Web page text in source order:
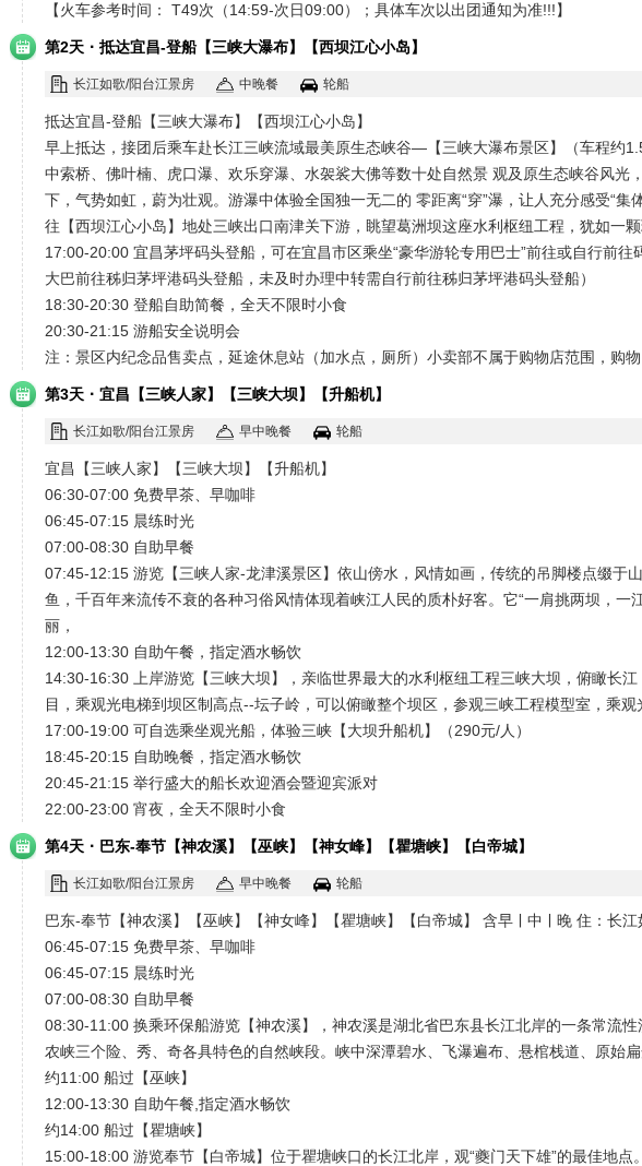
【火车参考时间： T49次（14:59-次日09:00）；具体车次以出团通知为准!!!】
第2天 · 抵达宜昌-登船【三峡大瀑布】【西坝江心小岛】
长江如歌/阳台江景房 中晚餐 轮船
抵达宜昌-登船【三峡大瀑布】【西坝江心小岛】
早上抵达，接团后乘车赴长江三峡流域最美原生态峡谷—【三峡大瀑布景区】（车程约
中索桥、佛叶楠、虎口瀑、欢乐穿瀑、水袈裟大佛等数十处自然景 观及原生态峡谷风
下，气势如虹，蔚为壮观。游瀑中体验全国独一无二的 零距离“穿”瀑，让人充分感受“
往【西坝江心小岛】地处三峡出口南津关下游，眺望葛洲坝这座水利枢纽工程，犹如一
17:00-20:00 宜昌茅坪码头登船，可在宜昌市区乘坐“豪华游轮专用巴士”前往或自行前
大巴前往秭归茅坪港码头登船，未及时办理中转需自行前往秭归茅坪港码头登船）
18:30-20:30 登船自助简餐，全天不限时小食
20:30-21:15 游船安全说明会
注：景区内纪念品售卖点，延途休息站（加水点，厕所）小卖部不属于购物店范围，购物
第3天 · 宜昌【三峡人家】【三峡大坝】【升船机】
长江如歌/阳台江景房 早中晚餐 轮船
宜昌【三峡人家】【三峡大坝】【升船机】
06:30-07:00 免费早茶、早咖啡
06:45-07:15 晨练时光
07:00-08:30 自助早餐
07:45-12:15 游览【三峡人家-龙津溪景区】依山傍水，风情如画，传统的吊脚楼点缀
鱼，千百年来流传不衰的各种习俗风情体现着峡江人民的质朴好客。它“一肩挑两坝，
丽，
12:00-13:30 自助午餐，指定酒水畅饮
14:30-16:30 上岸游览【三峡大坝】，亲临世界最大的水利枢纽工程三峡大坝，俯瞰长
目，乘观光电梯到坝区制高点--坛子岭，可以俯瞰整个坝区，参观三峡工程模型室，乘
17:00-19:00 可自选乘坐观光船，体验三峡【大坝升船机】（290元/人）
18:45-20:15 自助晚餐，指定酒水畅饮
20:45-21:15 举行盛大的船长欢迎酒会暨迎宾派对
22:00-23:00 宵夜，全天不限时小食
第4天 · 巴东-奉节【神农溪】【巫峡】【神女峰】【瞿塘峡】【白帝城】
长江如歌/阳台江景房 早中晚餐 轮船
巴东-奉节【神农溪】【巫峡】【神女峰】【瞿塘峡】【白帝城】 含早ￜ中ￜ晚 住：长江
06:45-07:15 免费早茶、早咖啡
06:45-07:15 晨练时光
07:00-08:30 自助早餐
08:30-11:00 换乘环保船游览【神农溪】，神农溪是湖北省巴东县长江北岸的一条常流
农峡三个险、秀、奇各具特色的自然峡段。峡中深潭碧水、飞瀑遍布、悬棺栈道、原始
约11:00 船过【巫峡】
12:00-13:30 自助午餐,指定酒水畅饮
约14:00 船过【瞿塘峡】
15:00-18:00 游览奉节【白帝城】位于瞿塘峡口的长江北岸，观“夔门天下雄”的最佳地